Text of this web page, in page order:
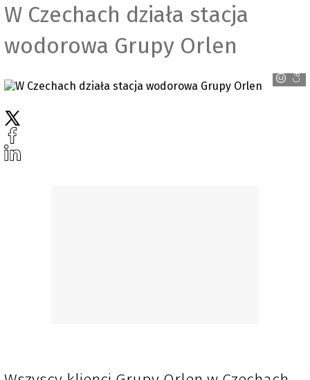
W Czechach działa stacja
wodorowa Grupy Orlen
Canva